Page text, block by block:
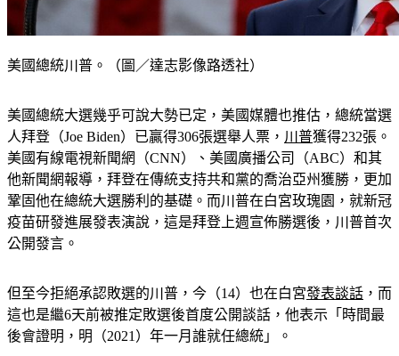
美國總統川普。（圖／達志影像路透社）
美國總統大選幾乎可說大勢已定，美國媒體也推估，總統當選
人拜登（Joe Biden）已贏得306張選舉人票， 川普獲得232張。
美國有線電視新聞網（CNN）、美國廣播公司（ABC）和其
他新聞網報導，拜登在傳統支持共和黨的喬治亞州獲勝，更加
鞏固他在總統大選勝利的基礎。而川普在白宮玫瑰園，就新冠
疫苗研發進展發表演說，這是拜登上週宣佈勝選後，川普首次
公開發言。
但至今拒絕承認敗選的川普，今（14）也在白宮發表談話 ，而
這也是繼6天前被推定敗選後首度公開談話，他表示「時間最
後會證明，明（2021）年一月誰就任總統」。